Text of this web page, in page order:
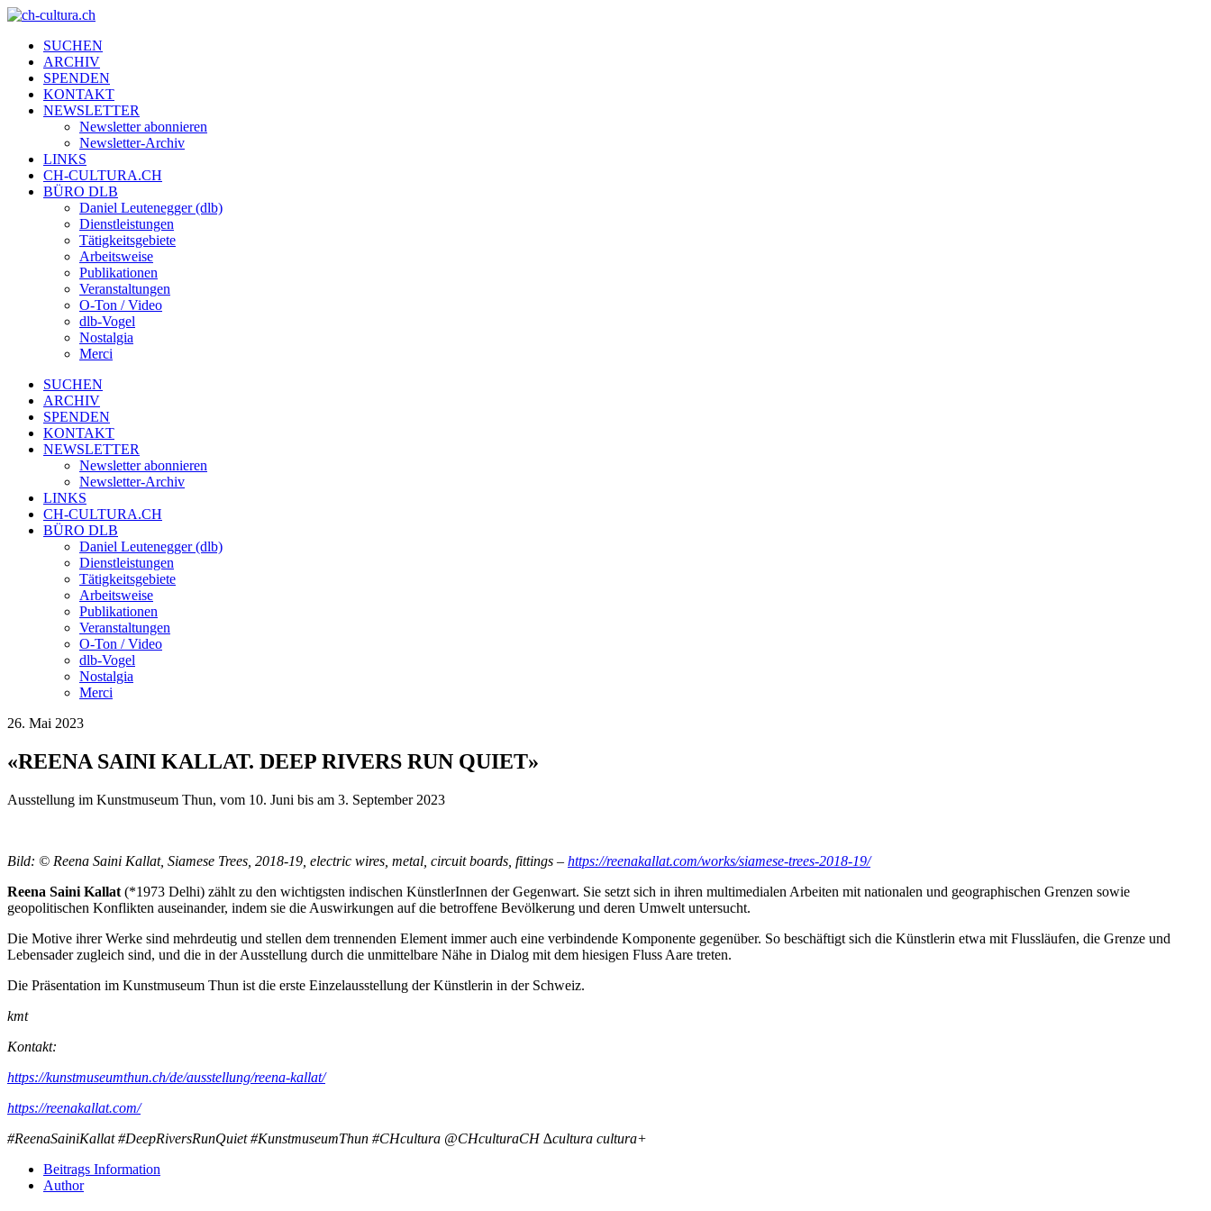
SUCHEN
ARCHIV
SPENDEN
KONTAKT
NEWSLETTER
Newsletter abonnieren
Newsletter-Archiv
LINKS
CH-CULTURA.CH
BÜRO DLB
Daniel Leutenegger (dlb)
Dienstleistungen
Tätigkeitsgebiete
Arbeitsweise
Publikationen
Veranstaltungen
O-Ton / Video
dlb-Vogel
Nostalgia
Merci
SUCHEN
ARCHIV
SPENDEN
KONTAKT
NEWSLETTER
Newsletter abonnieren
Newsletter-Archiv
LINKS
CH-CULTURA.CH
BÜRO DLB
Daniel Leutenegger (dlb)
Dienstleistungen
Tätigkeitsgebiete
Arbeitsweise
Publikationen
Veranstaltungen
O-Ton / Video
dlb-Vogel
Nostalgia
Merci
26. Mai 2023
«REENA SAINI KALLAT. DEEP RIVERS RUN QUIET»
Ausstellung im Kunstmuseum Thun, vom 10. Juni bis am 3. September 2023
Bild: © Reena Saini Kallat, Siamese Trees, 2018-19, electric wires, metal, circuit boards, fittings – https://reenakallat.com/works/siamese-trees-2018-19/
Reena Saini Kallat (*1973 Delhi) zählt zu den wichtigsten indischen KünstlerInnen der Gegenwart. Sie setzt sich in ihren multimedialen Arbeiten mit nationalen und geographischen Grenzen sowie
geopolitischen Konflikten auseinander, indem sie die Auswirkungen auf die betroffene Bevölkerung und deren Umwelt untersucht.
Die Motive ihrer Werke sind mehrdeutig und stellen dem trennenden Element immer auch eine verbindende Komponente gegenüber. So beschäftigt sich die Künstlerin etwa mit Flussläufen, die Grenze und
Lebensader zugleich sind, und die in der Ausstellung durch die unmittelbare Nähe in Dialog mit dem hiesigen Fluss Aare treten.
Die Präsentation im Kunstmuseum Thun ist die erste Einzelausstellung der Künstlerin in der Schweiz.
kmt
Kontakt:
https://kunstmuseumthun.ch/de/ausstellung/reena-kallat/
https://reenakallat.com/
#ReenaSainiKallat #DeepRiversRunQuiet #KunstmuseumThun #CHcultura @CHculturaCH ∆cultura cultura+
Beitrags Information
Author